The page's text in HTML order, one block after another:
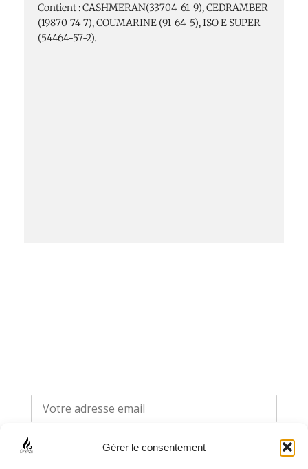
Gérer le consentement
Contient : CASHMERAN(33704-61-9), CEDRAMBER
(19870-74-7), COUMARINE (91-64-5), ISO E SUPER
(54464-57-2).